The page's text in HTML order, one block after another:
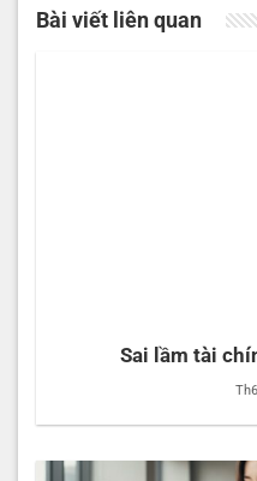
Bài viết liên quan
Sai lầm tài